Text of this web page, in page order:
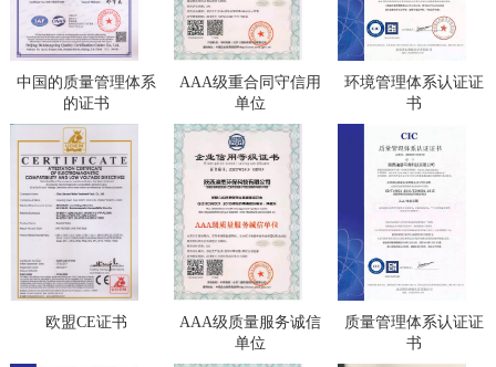
中国的质量管理体系
的证书
AAA级重合同守信用
单位
环境管理体系认证证
书
欧盟CE证书
AAA级质量服务诚信
单位
质量管理体系认证证
书